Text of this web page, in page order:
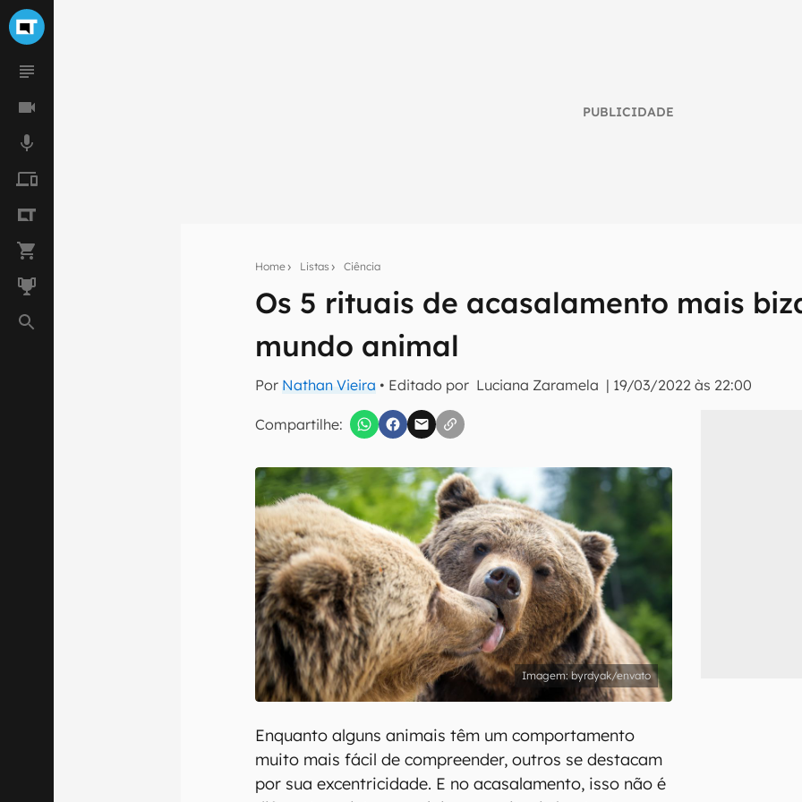
PUBLICIDADE
Home Listas Ciência
Os 5 rituais de acasalamento mais
mundo animal
Por Nathan Vieira • Editado por Luciana Zaramela | 19/03/2022 às 22:00
Compartilhe:
Assine a newsletter do Canaltech e receba notícias e reviews sobre tecnologia
inscreva-se
Confirmo que li, aceito e concordo com os Termos de Uso e Política de Privacidade do
byrdyak/envato
Enquanto alguns animais têm um comportamento
muito mais fácil de compreender, outros se destacam
por sua excentricidade. E no acasalamento, isso não é